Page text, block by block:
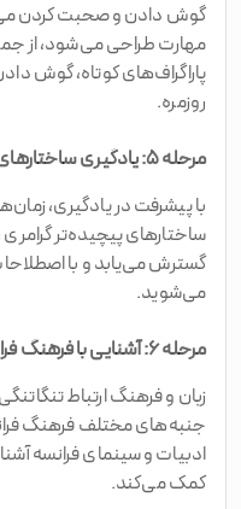
گوش دادن و صحبت کردن
مهارت طراحی می‌شود، از
پاراگراف‌های کوتاه، گوش
روزمره.
مرحله ۵: یادگیری ساختارهای پیچیده‌تر
با پیشرفت در یادگیری،
ساختارهای پیچیده‌تر گرامری
گسترش می‌یابد و با
می‌شوید.
مرحله ۶: آشنایی با فرهنگ فرانسوی
زبان و فرهنگ ارتباط
جنبه‌های مختلف فرهنگ
ادبیات و سینمای فرانسه
کمک می‌کند.